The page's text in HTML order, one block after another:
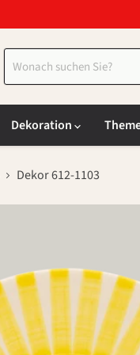
Dekoration
Dekor 612-1103